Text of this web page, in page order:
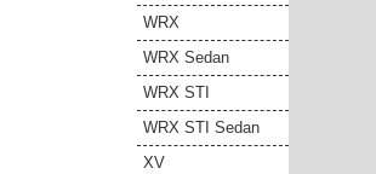
WRX
WRX Sedan
WRX STI
WRX STI Sedan
XV